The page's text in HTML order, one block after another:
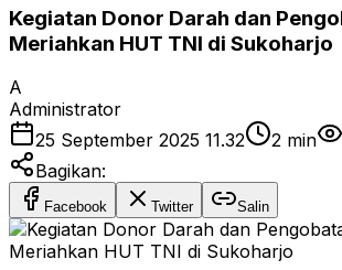
Kegiatan Donor Darah dan
Meriahkan HUT TNI di Sukoharjo
A
Administrator
25 September 2025 11.32
2 min
Bagikan:
Facebook Twitter Salin